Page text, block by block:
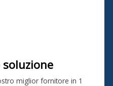
soluzione
miglior fornitore in 1